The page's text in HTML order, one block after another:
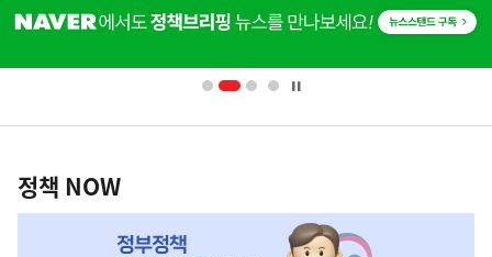
단
영
책
NOW,
정책 NOW